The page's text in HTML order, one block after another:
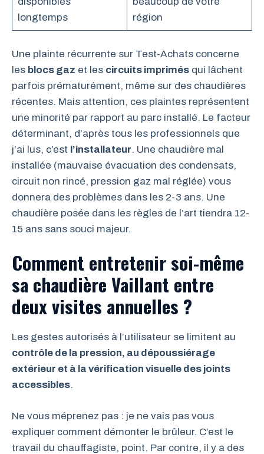
longtemps
région
Une plainte récurrente sur Test-Achats concerne
les blocs gaz et les circuits imprimés qui lâchent
parfois prématurément, même sur des chaudières
récentes. Mais attention, ces plaintes représentent
une minorité par rapport au parc installé. Le facteur
déterminant, d’après tous les professionnels que
j’ai lus, c’est l’installateur. Une chaudière mal
installée (mauvaise évacuation des condensats,
circuit non rincé, pression gaz mal réglée) vous
donnera des problèmes dans les 2-3 ans. Une
chaudière posée dans les règles de l’art tiendra 12-
15 ans sans souci majeur.
Comment entretenir soi-même
sa chaudière Vaillant entre
deux visites annuelles ?
Les gestes autorisés à l’utilisateur se limitent au
contrôle de la pression, au dépoussiérage
extérieur et à la vérification visuelle des joints
accessibles.
Ne vous méprenez pas : je ne vais pas vous
expliquer comment démonter le brûleur. C’est le
travail du chauffagiste, point. Par contre, il y a des